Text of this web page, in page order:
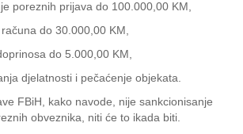
poreznih prijava do 100.000,00 KM,
do 30.000,00 KM,
do 5.000,00 KM,
djelatnosti i pečaćenje objekata.
FBiH, kako navode, nije sankcionisanje
obveznika, niti će to ikada biti.